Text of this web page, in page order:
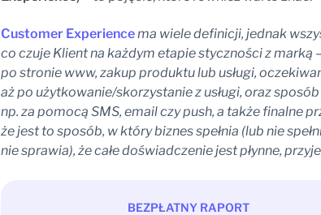
Customer Experiencema wiele definicji, jednak
co czuje Klient na każdym etapie styczności z marką
po stronie www, zakup produktu lub usługi,
aż po użytkowanie/skorzystanie z usługi, oraz
np. za pomocą SMS, email czy push, a także finalne
że jest to sposób, w który biznes spełnia (lub nie
nie sprawia), że całe doświadczenie jest płynne,
BEZPŁATNY RAPORT